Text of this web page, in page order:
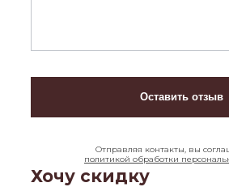
Отправляя контакты, вы
политикой обработки
Хочу скидку